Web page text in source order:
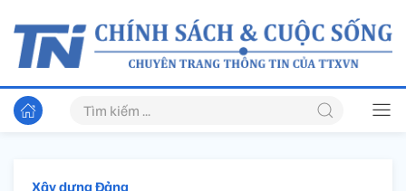
Xây dựng Đảng